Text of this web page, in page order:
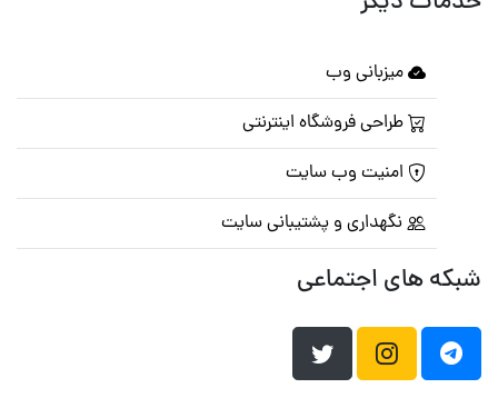
میزبانی وب
طراحی فروشگاه اینترنتی
امنیت وب سایت
نگهداری و پشتیبانی سایت
شبکه های اجتماعی